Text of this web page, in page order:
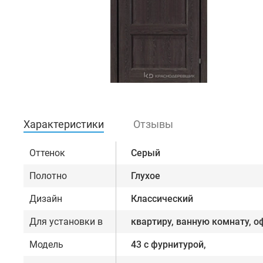
Характеристики Отзывы
Оттенок Серый
Полотно Глухое
Дизайн Классический
Для установки в квартиру, ванную комнату,
Модель 43 с фурнитурой,